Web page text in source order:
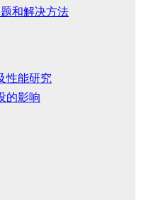
和解决方法
性能研究
的影响